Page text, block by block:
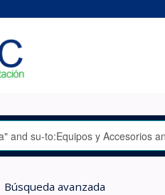
Búsqueda avanzada